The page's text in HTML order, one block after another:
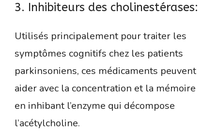
3. Inhibiteurs des cholinestérases:
Utilisés principalement pour traiter les
symptômes cognitifs chez les patients
parkinsoniens, ces médicaments peuvent
aider avec la concentration et la mémoire
en inhibant l’enzyme qui décompose
l’acétylcholine.